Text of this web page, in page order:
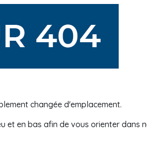
changée d'emplacement.
et en bas afin de vous orienter dans